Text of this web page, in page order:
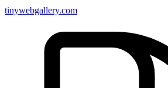
tinywebgallery.com